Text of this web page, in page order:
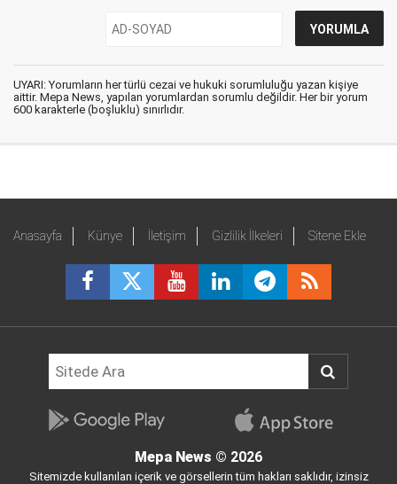
UYARI: Yorumların her türlü cezai ve hukuki sorumluluğu yazan kişiye
aittir. Mepa News, yapılan yorumlardan sorumlu değildir. Her bir yorum
600 karakterle (boşluklu) sınırlıdır.
Anasayfa Künye İletişim Gizlilik İlkeleri Sitene Ekle
Mepa News © 2026
Sitemizde kullanılan içerik ve görsellerin tüm hakları saklıdır, izinsiz